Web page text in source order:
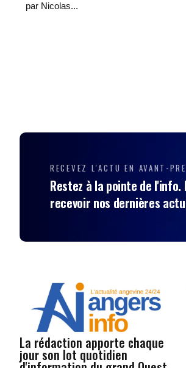
par Nicolas...
RECEVEZ L'ACTU EN AVANT-
Restez à la pointe de l'info.
recevoir nos dernières
La rédaction apporte chaque
jour son lot quotidien